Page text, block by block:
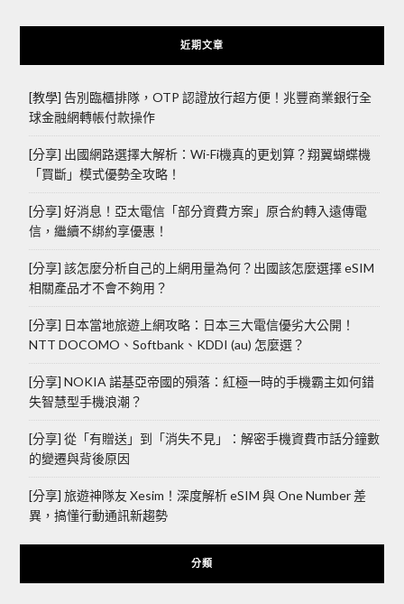
近期文章
[教學] 告別臨櫃排隊，OTP 認證放行超方便！兆豐商業銀行全
球金融網轉帳付款操作
[分享] 出國網路選擇大解析：Wi-Fi機真的更划算？翔翼蝴蝶機
「買斷」模式優勢全攻略！
[分享] 好消息！亞太電信「部分資費方案」原合約轉入遠傳電
信，繼續不綁約享優惠！
[分享] 該怎麼分析自己的上網用量為何？出國該怎麼選擇 eSIM
相關產品才不會不夠用？
[分享] 日本當地旅遊上網攻略：日本三大電信優劣大公開！
NTT DOCOMO、Softbank、KDDI (au) 怎麼選？
[分享] NOKIA 諾基亞帝國的殞落：紅極一時的手機霸主如何錯
失智慧型手機浪潮？
[分享] 從「有贈送」到「消失不見」：解密手機資費市話分鐘數
的變遷與背後原因
[分享] 旅遊神隊友 Xesim！深度解析 eSIM 與 One Number 差
異，搞懂行動通訊新趨勢
分類